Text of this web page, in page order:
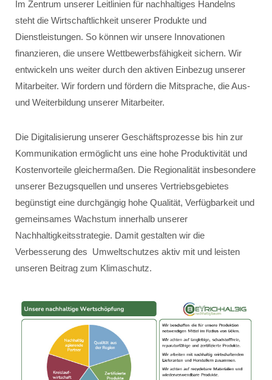
Im Zentrum unserer Leitlinien für nachhaltiges Handelns
steht die Wirtschaftlichkeit unserer Produkte und
Dienstleistungen. So können wir unsere Innovationen
finanzieren, die unsere Wettbewerbsfähigkeit sichern. Wir
entwickeln uns weiter durch den aktiven Einbezug unserer
Mitarbeiter. Wir fordern und fördern die Mitsprache, die Aus-
und Weiterbildung unserer Mitarbeiter.
Die Digitalisierung unserer Geschäftsprozesse bis hin zur
Kommunikation ermöglicht uns eine hohe Produktivität und
Kostenvorteile gleichermaßen. Die Regionalität insbesondere
unserer Bezugsquellen und unseres Vertriebsgebietes
begünstigt eine durchgängig hohe Qualität, Verfügbarkeit und
gemeinsames Wachstum innerhalb unserer
Nachhaltigkeitsstrategie. Damit gestalten wir die
Verbesserung des Umweltschutzes aktiv mit und leisten
unseren Beitrag zum Klimaschutz.